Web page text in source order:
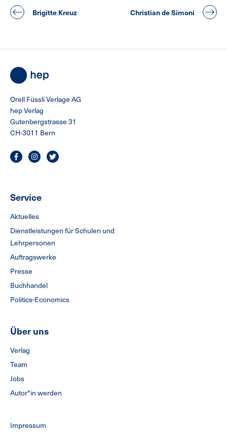
Brigitte Kreuz Christian de Simoni
Orell Füssli Verlage AG
hep Verlag
Gutenbergstrasse 31
CH-3011 Bern
Service
Aktuelles
Dienstleistungen für Schulen und
Lehrpersonen
Auftragswerke
Presse
Buchhandel
Politics-Economics
Über uns
Verlag
Team
Jobs
Autor*in werden
Impressum